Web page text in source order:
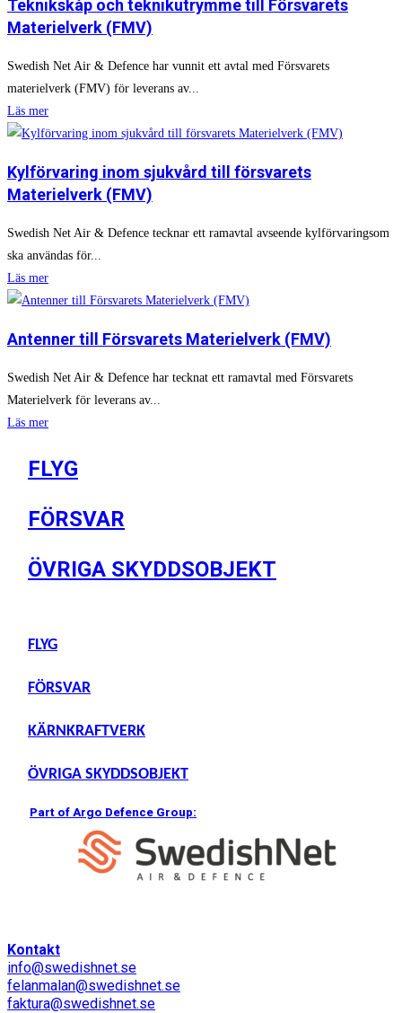
Teknikskåp och teknikutrymme till Försvarets
Materielverk (FMV)
Swedish Net Air & Defence har vunnit ett avtal med Försvarets
materielverk (FMV) för leverans av...
Läs mer
Kylförvaring inom sjukvård till försvarets
Materielverk (FMV)
Swedish Net Air & Defence tecknar ett ramavtal avseende kylförvaringsom
ska användas för...
Läs mer
Antenner till Försvarets Materielverk (FMV)
Swedish Net Air & Defence har tecknat ett ramavtal med Försvarets
Materielverk för leverans av...
Läs mer
FLYG
FÖRSVAR
ÖVRIGA SKYDDSOBJEKT
FLYG
FÖRSVAR
KÄRNKRAFTVERK
ÖVRIGA SKYDDSOBJEKT
Part of Argo Defence Group:
Kontakt
info@swedishnet.se
felanmalan@swedishnet.se
faktura@swedishnet.se